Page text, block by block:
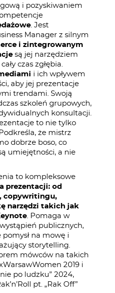
i pozyskiwaniem
. Jest
Manager z silnym
i zintegrowanym
są jej narzędziem
czas zgłębia.
i ich wpływem
aby jej prezentacje
trendami. Swoją
szkoleń grupowych,
konsultacji.
to nie tylko
że mistrz
dobrze boso, co
umiejętności, a nie
to kompleksowe
prezentacji: od
copywritingu,
narzędzi takich jak
. Pomaga w
publicznych,
na mowę i
storytelling.
mówców na takich
2019 i
po ludzku” 2024,
pt. „Rak Off”